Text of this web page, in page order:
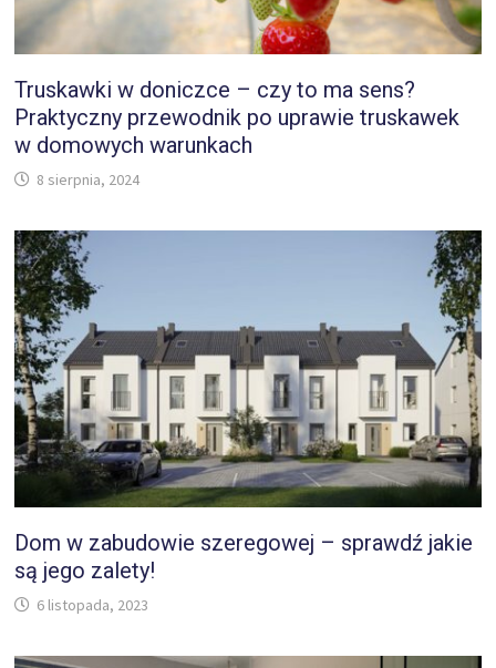
Truskawki w doniczce – czy to ma sens?
Praktyczny przewodnik po uprawie truskawek
w domowych warunkach
8 sierpnia, 2024
Dom w zabudowie szeregowej – sprawdź jakie
są jego zalety!
6 listopada, 2023